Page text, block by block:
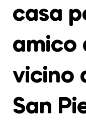
casa
amico
vicino
San